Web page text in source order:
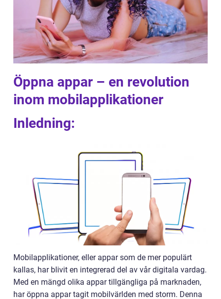
Öppna appar – en revolution
inom mobilapplikationer
Inledning:
Mobilapplikationer, eller appar som de mer populärt
kallas, har blivit en integrerad del av vår digitala vardag.
Med en mängd olika appar tillgängliga på marknaden,
har öppna appar tagit mobilvärlden med storm. Denna